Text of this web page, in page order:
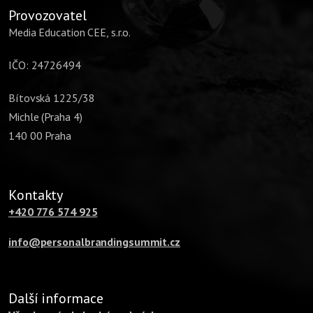
Provozovatel
Media Education CEE, s.r.o.
IČO: 24726494
Bítovská 1225/38
Michle (Praha 4)
140 00 Praha
Kontakty
+420 776 574 925
info@personalbrandingsummit.cz
Další informace